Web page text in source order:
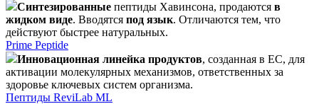
Синтезированные пептиды Хавинсона, продаются в
жидком виде. Вводятся под язык. Отличаются тем, что
действуют быстрее натуральных.
Prime Peptide
Инновационная линейка продуктов, созданная в ЕС, для
активации молекулярных механизмов, ответственных за
здоровье ключевых систем организма.
Пептиды ReviLab ML